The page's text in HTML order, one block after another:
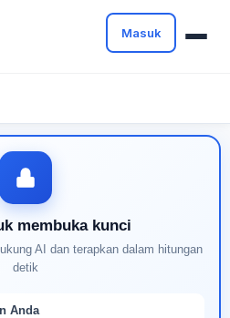
Masuk
membuka kunci
AI dan terapkan dalam hitungan
detik
Anda
membuka kunci pencocokan